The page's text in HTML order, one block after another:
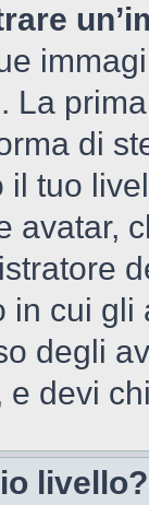
La
di
tuo
avatar,
in cui
degli
e devi
livello?